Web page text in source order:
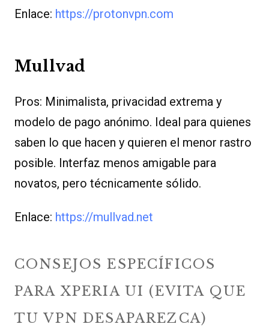
Enlace: https://protonvpn.com
Mullvad
Pros: Minimalista, privacidad extrema y
modelo de pago anónimo. Ideal para quienes
saben lo que hacen y quieren el menor rastro
posible. Interfaz menos amigable para
novatos, pero técnicamente sólido.
Enlace: https://mullvad.net
CONSEJOS ESPECÍFICOS
PARA XPERIA UI (EVITA QUE
TU VPN DESAPAREZCA)